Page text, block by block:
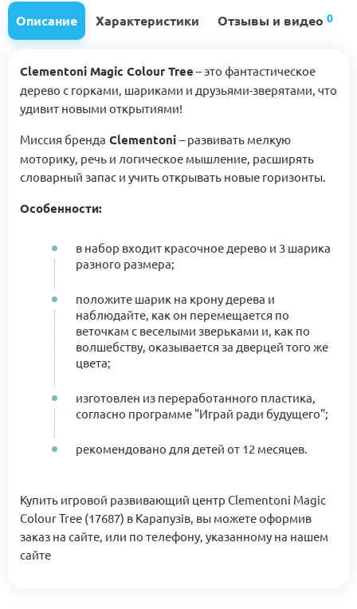
Описание Характеристики Отзывы и видео 0
Clementoni Magic Colour Tree – это фантастическое
дерево с горками, шариками и друзьями-зверятами, что
удивит новыми открытиями!
Миссия бренда Clementoni – развивать мелкую
моторику, речь и логическое мышление, расширять
словарный запас и учить открывать новые горизонты.
Особенности:
в набор входит красочное дерево и 3 шарика
разного размера;
положите шарик на крону дерева и
наблюдайте, как он перемещается по
веточкам с веселыми зверьками и, как по
волшебству, оказывается за дверцей того же
цвета;
изготовлен из переработанного пластика,
согласно программе "Играй ради будущего";
рекомендовано для детей от 12 месяцев.
Купить игровой развивающий центр Clementoni Magic
Colour Tree (17687) в Карапузів, вы можете оформив
заказ на сайте, или по телефону, указанному на нашем
сайте